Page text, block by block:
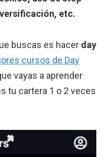
etc.
buscas es hacer day
cursos de Day
vayas a aprender
tu cartera 1 o 2 veces